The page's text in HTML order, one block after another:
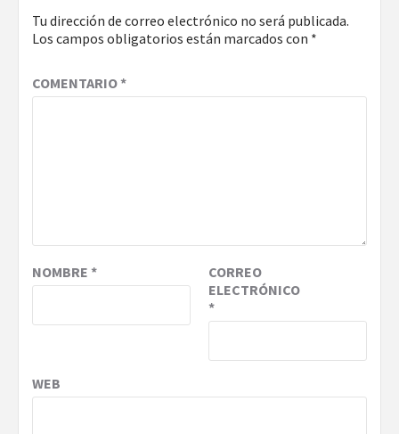
Tu dirección de correo electrónico no será publicada.
Los campos obligatorios están marcados con *
COMENTARIO*
NOMBRE *
CORREO
ELECTRÓNICO
*
WEB